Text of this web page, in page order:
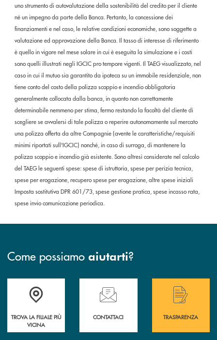
uno strumento di autovalutazione della sostenibilità del credito per il cliente
né un impegno da parte della Banca. Pertanto, la concessione dei
finanziamenti e nel caso, le relative condizioni economiche, sono soggette a
valutazione ed approvazione della Banca. Il tasso di interesse di riferimento
è quello in vigore nel mese solare in cui è eseguita la simulazione e i costi
sono quelli illustrati negli IGCIC pro tempore vigenti. Il TAEG visualizzato, nel
caso in cui il mutuo sia garantito da ipoteca su un immobile residenziale, non
tiene conto del costo della polizza scoppio e incendio obbligatoria
generalmente collocata dalla banca, in quanto non correttamente
determinabile nemmeno per stima, fermo restando la facoltà del cliente di
scegliere se avvalersi di tale polizza o reperire autonomamente sul mercato
una polizza offerta da altre Compagnie (avente le caratteristiche/requisiti
minimi riportati sull'IGCIC) nonché, in caso di surroga, di mantenere la
polizza scoppio e incendio già esistente. Sono altresì considerate nel calcolo
del TAEG le seguenti spese: spese di istruttoria, spese per perizia tecnica,
spese per erogazione, recupero spese per erogazione, altre spese iniziali
Imposta sostitutiva DPR 601/73, spese gestione pratica, spese incasso rata,
spese invio comunicazione periodica.
Come possiamo aiutarti?
Accedi all' elenco completo delle filiali .
TROVA LA FILIALE PIÙ
VICINA
Hai bisogno di assistenza immediata?
CONTATTACI
Hai bisogno di
TRASPARENZA